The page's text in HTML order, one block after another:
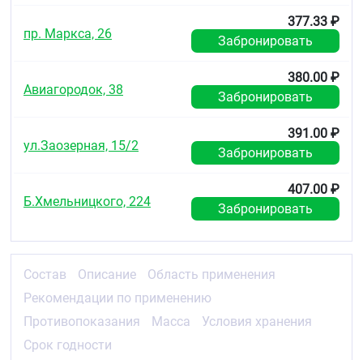
пр. Маркса, 26
377.33 ₽
Забронировать
Авиагородок, 38
380.00 ₽
Забронировать
ул.Заозерная, 15/2
391.00 ₽
Забронировать
Б.Хмельницкого, 224
407.00 ₽
Забронировать
Состав Описание
Область применения
Рекомендации по применению
Противопоказания
Масса
Условия хранения
Срок годности